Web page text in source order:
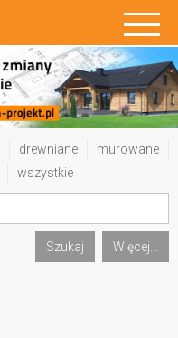
drewniane
murowane
wszystkie
Szukaj Więcej...